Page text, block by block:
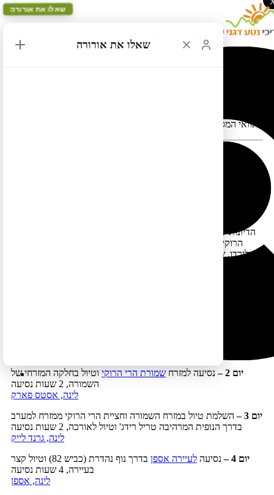
תוואי המסלול במפה עלול להתעוות כאשר יש במקום כבישים סגורים
הדיונות של דרום מזרח מדינת קולורדו. המסלול כולל את שמורת הרי
הרוקי האמריקניים, סביבות עיירה הסקי אספן, המונומנט הלאומי
קולורדו, שמורת ארצ'ס, שמורת קניונלנדס, שמורת הקניון השחור של
יום 2 –
נסיעה למזרחשמורת הרי הרוקי וטיול בחלקה המזרחי של
השמורה, 2 שעות נסיעה
לינה, אסטס פארק
יום 3
–השלמת טיול במזרח השמורה וחציית הרי הרוקי ממזרח למערב
בדרך הנופית המרהיבה טריל רידג' וטיול לאורכה, 2 שעות נסיעה
לינה, גרנד לייק
יום 4 –
נסיעה לעיירה אספן
בדרך נוף נהדרת (כביש 82) וטיול קצר
בעיירה, 4 שעות נסיעה
לינה, אספן
שאלו את אורורה
שאלו את אורורה